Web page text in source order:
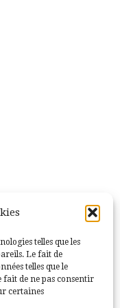
telles que les
Le fait de
telles que le
fait de ne pas consentir
certaines